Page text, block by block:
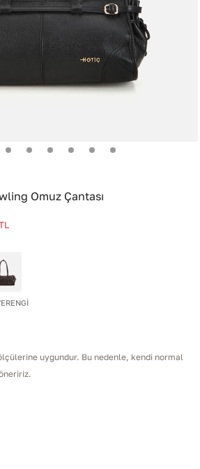
Omuz Çantası
uygundur. Bu nedenle, kendi normal